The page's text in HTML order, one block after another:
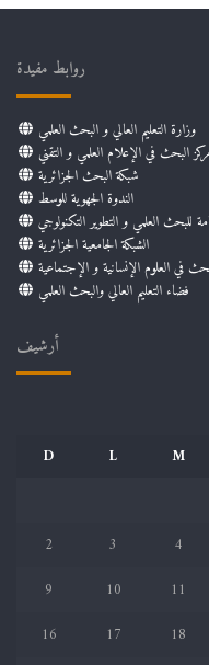
روابط مفيدة
وزارة التعليم العالي و البحث العلمي
البحث في الإعلام العلمي و التقني
شبكة البحث الجزائرية
الندوة الجهوية للوسط
للبحث العلمي و التطوير التكنولوجي
الشبكة الجامعية الجزائرية
في العلوم الإنسانية و الإجتماعية
فضاء التعليم العالي والبحث العلمي
أرشيف
D
L M
2
3 4
9
10 11
16
17 18